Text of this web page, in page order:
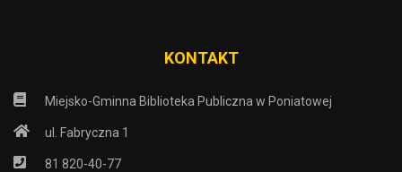
KONTAKT
Miejsko-Gminna Biblioteka Publiczna w Poniatowej
ul. Fabryczna 1
81 820-40-77